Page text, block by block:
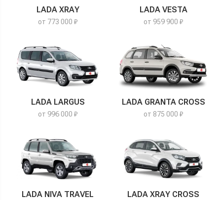
LADA XRAY
от 773 000 ₽
LADA VESTA
от 959 900 ₽
LADA LARGUS
от 996 000 ₽
LADA GRANTA CROSS
от 875 000 ₽
LADA NIVA TRAVEL LADA XRAY CROSS